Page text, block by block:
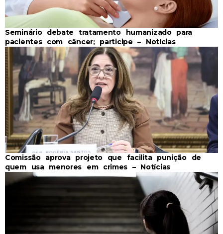
Seminário debate tratamento humanizado para
pacientes com câncer; participe – Notícias
Comissão aprova projeto que facilita punição de
quem usa menores em crimes – Notícias